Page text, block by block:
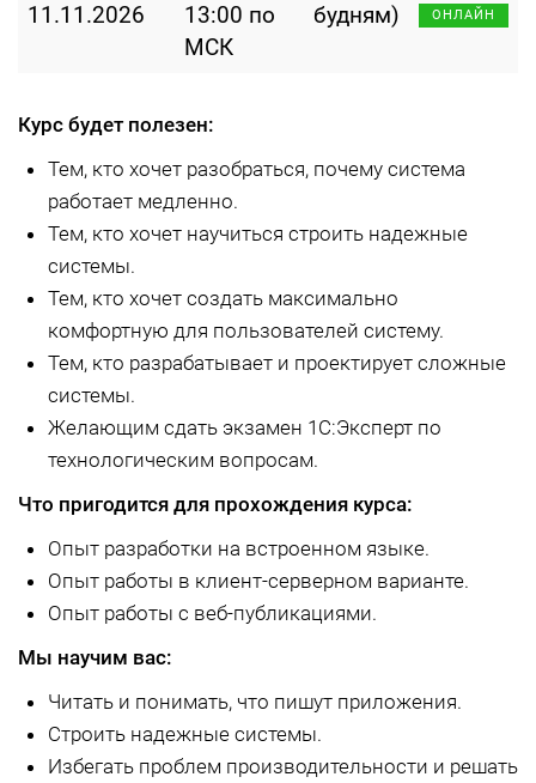
11.11.2026
13:00 по
МСК
будням)
ОНЛАЙН
Курс будет полезен:
Тем, кто хочет разобраться, почему система
работает медленно.
Тем, кто хочет научиться строить надежные
системы.
Тем, кто хочет создать максимально
комфортную для пользователей систему.
Тем, кто разрабатывает и проектирует сложные
системы.
Желающим сдать экзамен 1С:Эксперт по
технологическим вопросам.
Что пригодится для прохождения курса:
Опыт разработки на встроенном языке.
Опыт работы в клиент-серверном варианте.
Опыт работы с веб-публикациями.
Мы научим вас:
Читать и понимать, что пишут приложения.
Строить надежные системы.
Избегать проблем производительности и решать